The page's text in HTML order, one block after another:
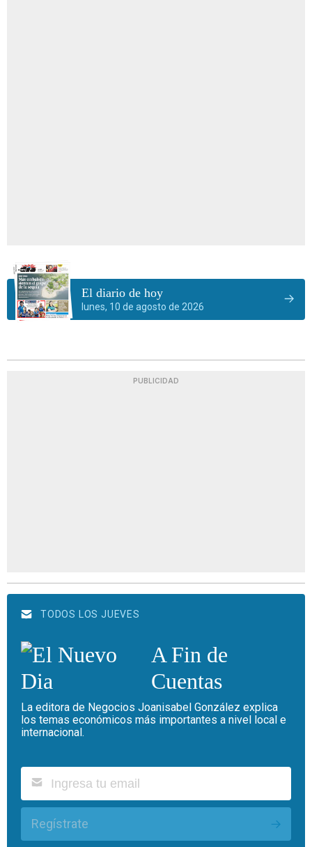
El diario de hoy
lunes, 10 de agosto de 2026
PUBLICIDAD
TODOS LOS JUEVES
A Fin de
Cuentas
La editora de Negocios Joanisabel González explica
los temas económicos más importantes a nivel local e
internacional.
Regístrate